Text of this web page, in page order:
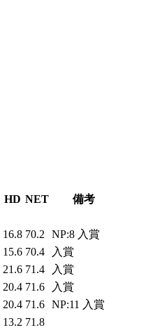
HD NET
備考
16.8 70.2
NP:8 入賞
15.6 70.4
入賞
21.6 71.4
入賞
20.4 71.6
入賞
20.4 71.6 NP:11 入賞
13.2 71.8